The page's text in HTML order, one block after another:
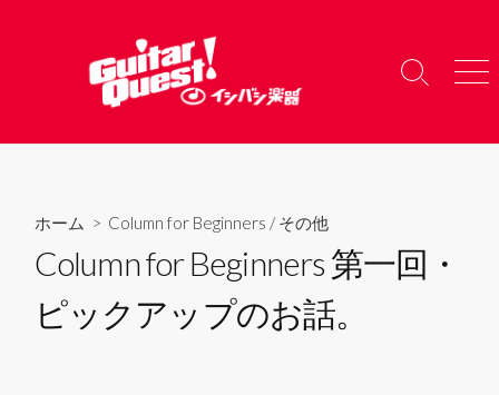
へ
検
り
メ
ー
ホーム > Column for Beginners /その他
Column for Beginners 第一回・
ピックアップのお話。